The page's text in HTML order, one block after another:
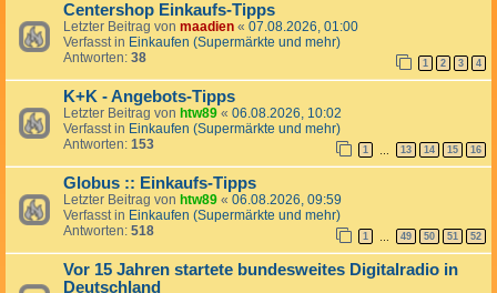
Centershop Einkaufs-Tipps
Letzter Beitrag von maadien « 07.08.2026, 01:00
Verfasst in Einkaufen (Supermärkte und mehr)
Antworten: 38 1 2 3 4
K+K - Angebots-Tipps
Letzter Beitrag von htw89 « 06.08.2026, 10:02
Verfasst in Einkaufen (Supermärkte und mehr)
Antworten: 153 1 … 13 14 15 16
Globus :: Einkaufs-Tipps
Letzter Beitrag von htw89 « 06.08.2026, 09:59
Verfasst in Einkaufen (Supermärkte und mehr)
Antworten: 518 1 … 49 50 51 52
Vor 15 Jahren startete bundesweites Digitalradio in
Deutschland